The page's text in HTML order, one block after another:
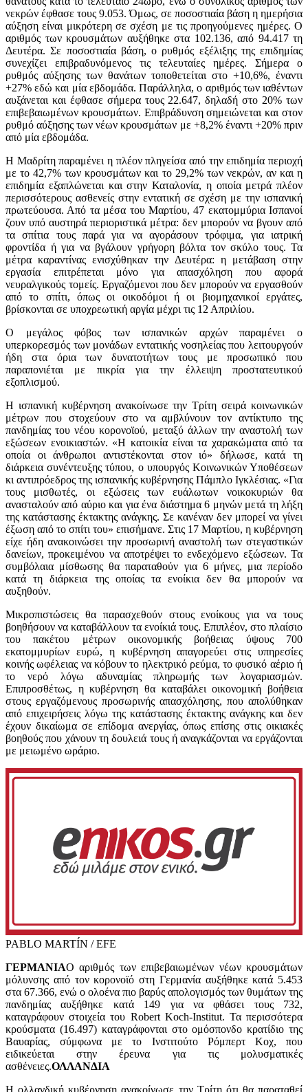
νεκρών έφθασε τους 9.053. Όμως, σε ποσοστιαία βάση η ημερήσια
αύξηση είναι μικρότερη σε σχέση με τις προηγούμενες ημέρες. Ο
αριθμός των κρουσμάτων αυξήθηκε στα 102.136, από 94.417 τη
Δευτέρα. Σε ποσοστιαία βάση, ο ρυθμός εξέλιξης της επιδημίας
συνεχίζει επιβραδυνόμενος τις τελευταίες ημέρες. Σήμερα ο
ρυθμός αύξησης των θανάτων τοποθετείται στο +10,6%, έναντι
+27% εδώ και μία εβδομάδα. Παράλληλα, ο αριθμός των ιαθέντων
αυξάνεται και έφθασε σήμερα τους 22.647, δηλαδή στο 20% των
επιβεβαιωμένων κρουσμάτων. Επιβράδυνση σημειώνεται και στον
ρυθμό αύξησης των νέων κρουσμάτων με +8,2% έναντι +20% πριν
από μία εβδομάδα.
Η Μαδρίτη παραμένει η πλέον πληγείσα από την επιδημία περιοχή
με το 42,7% των κρουσμάτων και το 29,2% των νεκρών, αν και η
επιδημία εξαπλώνεται και στην Καταλονία, η οποία μετρά πλέον
περισσότερους ασθενείς στην εντατική σε σχέση με την ισπανική
πρωτεύουσα. Από τα μέσα του Μαρτίου, 47 εκατομμύρια Ισπανοί
ζουν υπό αυστηρά περιοριστικά μέτρα: δεν μπορούν να βγουν από
τα σπίτια τους παρά για να αγοράσουν τρόφιμα, για ιατρική
φροντίδα ή για να βγάλουν γρήγορη βόλτα τον σκύλο τους. Τα
μέτρα καραντίνας ενισχύθηκαν την Δευτέρα: η μετάβαση στην
εργασία επιτρέπεται μόνο για απασχόληση που αφορά
νευραλγικούς τομείς. Εργαζόμενοι που δεν μπορούν να εργασθούν
από το σπίτι, όπως οι οικοδόμοι ή οι βιομηχανικοί εργάτες,
βρίσκονται σε υποχρεωτική αργία μέχρι τις 12 Απριλίου.
Ο μεγάλος φόβος των ισπανικών αρχών παραμένει ο
υπερκορεσμός των μονάδων εντατικής νοσηλείας που λειτουργούν
ήδη στα όρια των δυνατοτήτων τους με προσωπικό που
παραπονιέται με πικρία για την έλλειψη προστατευτικού
εξοπλισμού.
Η ισπανική κυβέρνηση ανακοίνωσε την Τρίτη σειρά κοινωνικών
μέτρων που στοχεύουν στο να αμβλύνουν τον αντίκτυπο της
πανδημίας του νέου κορονοϊού, μεταξύ άλλων την αναστολή των
εξώσεων ενοικιαστών. «Η κατοικία είναι τα χαρακώματα από τα
οποία οι άνθρωποι αντιστέκονται στον ιό» δήλωσε, κατά τη
διάρκεια συνέντευξης τύπου, ο υπουργός Κοινωνικών Υποθέσεων
κι αντιπρόεδρος της ισπανικής κυβέρνησης Πάμπλο Ιγκλέσιας. «Για
τους μισθωτές, οι εξώσεις των ευάλωτων νοικοκυριών θα
ανασταλούν από αύριο και για ένα διάστημα 6 μηνών μετά τη λήξη
της κατάστασης έκτακτης ανάγκης. Σε κανέναν δεν μπορεί να γίνει
έξωση από το σπίτι του» επισήμανε. Στις 17 Μαρτίου, η κυβέρνηση
είχε ήδη ανακοινώσει την προσωρινή αναστολή των στεγαστικών
δανείων, προκειμένου να αποτρέψει το ενδεχόμενο εξώσεων. Τα
συμβόλαια μίσθωσης θα παραταθούν για 6 μήνες, μια περίοδο
κατά τη διάρκεια της οποίας τα ενοίκια δεν θα μπορούν να
αυξηθούν.
Μικροπιστώσεις θα παρασχεθούν στους ενοίκους για να τους
βοηθήσουν να καταβάλλουν τα ενοίκιά τους. Επιπλέον, στο πλαίσιο
του πακέτου μέτρων οικονομικής βοήθειας ύψους 700
εκατομμυρίων ευρώ, η κυβέρνηση απαγορεύει στις υπηρεσίες
κοινής ωφέλειας να κόβουν το ηλεκτρικό ρεύμα, το φυσικό αέριο ή
το νερό λόγω αδυναμίας πληρωμής των λογαριασμών.
Επιπροσθέτως, η κυβέρνηση θα καταβάλει οικονομική βοήθεια
στους εργαζόμενους προσωρινής απασχόλησης, που απολύθηκαν
από επιχειρήσεις λόγω της κατάστασης έκτακτης ανάγκης και δεν
έχουν δικαίωμα σε επίδομα ανεργίας, όπως επίσης στις οικιακές
βοηθούς που χάνουν τη δουλειά τους ή αναγκάζονται να εργάζονται
με μειωμένο ωράριο.
PABLO MARTÍN / EFE
ΓΕΡΜΑΝΙΑΟ αριθμός των επιβεβαιωμένων νέων κρουσμάτων
μόλυνσης από τον κορονοϊό στη Γερμανία αυξήθηκε κατά 5.453
στα 67.366, ενώ ο ολοένα πιο βαρύς απολογισμός των θυμάτων της
πανδημίας αυξήθηκε κατά 149 για να φθάσει τους 732,
καταγράφουν στοιχεία του Robert Koch-Institut. Τα περισσότερα
κρούσματα (16.497) καταγράφονται στο ομόσπονδο κρατίδιο της
Βαυαρίας, σύμφωνα με το Ινστιτούτο Ρόμπερτ Κοχ, που
ειδικεύεται στην έρευνα για τις μολυσματικές
ασθένειες.ΟΛΛΑΝΔΙΑ